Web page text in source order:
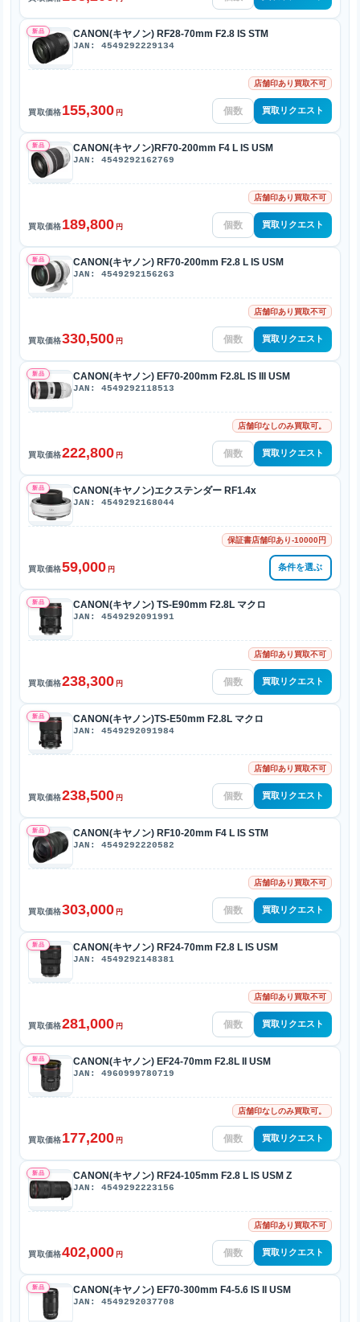
新品 CANON(キヤノン) RF28-70mm F2.8 IS STM
JAN: 4549292229134
店舗印あり買取不可
買取価格155,300 円 買取リクエスト
新品 CANON(キヤノン)RF70-200mm F4 L IS USM
JAN: 4549292162769
店舗印あり買取不可
買取価格189,800 円 買取リクエスト
新品 CANON(キヤノン) RF70-200mm F2.8 L IS USM
JAN: 4549292156263
店舗印あり買取不可
買取価格330,500 円 買取リクエスト
新品 CANON(キヤノン) EF70-200mm F2.8L IS III USM
JAN: 4549292118513
店舗印なしのみ買取可。
買取価格222,800 円 買取リクエスト
新品 CANON(キヤノン)エクステンダー RF1.4x
JAN: 4549292168044
保証書店舗印あり-10000円
買取価格59,000 円 条件を選ぶ
新品 CANON(キヤノン) TS-E90mm F2.8L マクロ
JAN: 4549292091991
店舗印あり買取不可
買取価格238,300 円 買取リクエスト
新品 CANON(キヤノン)TS-E50mm F2.8L マクロ
JAN: 4549292091984
店舗印あり買取不可
買取価格238,500 円 買取リクエスト
新品 CANON(キヤノン) RF10-20mm F4 L IS STM
JAN: 4549292220582
店舗印あり買取不可
買取価格303,000 円 買取リクエスト
新品 CANON(キヤノン) RF24-70mm F2.8 L IS USM
JAN: 4549292148381
店舗印あり買取不可
買取価格281,000 円 買取リクエスト
新品 CANON(キヤノン) EF24-70mm F2.8L II USM
JAN: 4960999780719
店舗印なしのみ買取可。
買取価格177,200 円 買取リクエスト
新品 CANON(キヤノン) RF24-105mm F2.8 L IS USM Z
JAN: 4549292223156
店舗印あり買取不可
買取価格402,000 円 買取リクエスト
新品 CANON(キヤノン) EF70-300mm F4-5.6 IS II USM
JAN: 4549292037708